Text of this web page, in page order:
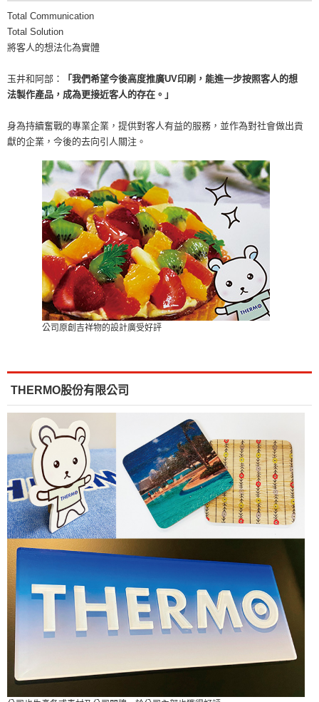
Total Communication
Total Solution
將客人的想法化為實體
玉井和阿部：
「我們希望今後高度推廣UV印刷，能進一步按照客人的想
法製作產品，成為更接近客人的存在。」
身為持續奮戰的專業企業，提供對客人有益的服務，並作為對社會做出貢
獻的企業，今後的去向引人關注。
公司原創吉祥物的設計廣受好評
THERMO股份有限公司